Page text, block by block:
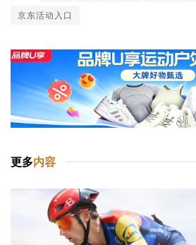
京东活动入口
更多内容